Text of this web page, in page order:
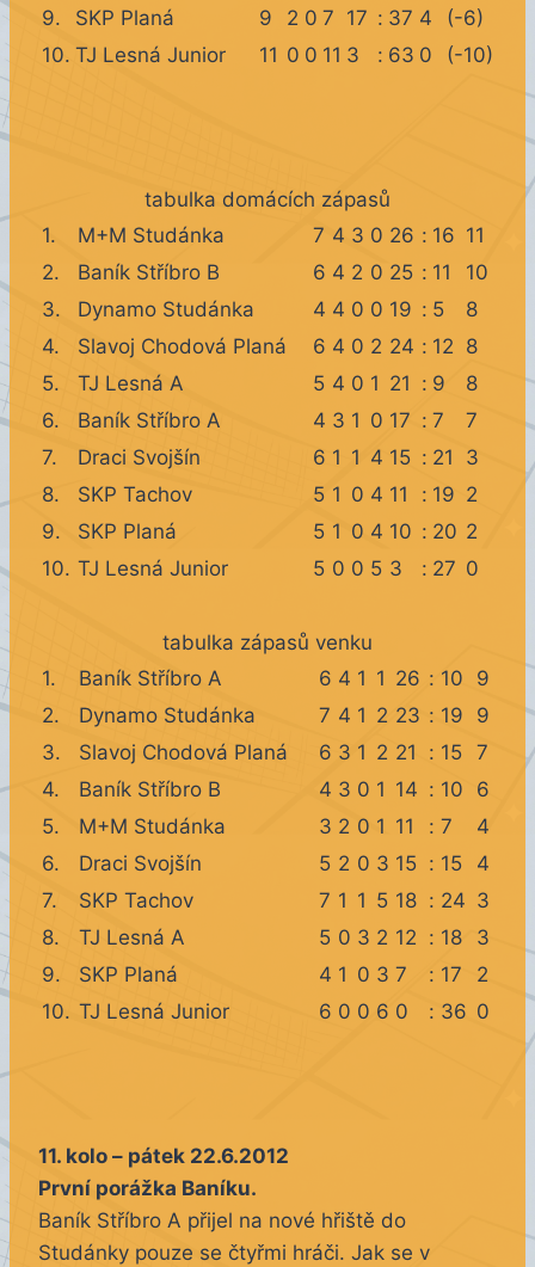
9. SKP Planá 9 2 0 7 17 : 37 4
(-6)
10. TJ Lesná Junior 11 0 0 11 3 : 63 0 (-10)
tabulka domácích zápasů
1.
M+M Studánka 7 4 3 0 26 : 16 11
2.
Baník Stříbro B 6 4 2 0 25 : 11
10
3.
Dynamo Studánka 4 4 0 0 19 : 5
8
4.
Slavoj Chodová Planá 6 4 0 2 24 : 12 8
5.
TJ Lesná A 5 4 0 1 21 : 9
8
6.
Baník Stříbro A 4 3 1 0 17 : 7
7
7.
Draci Svojšín 6 1 1 4 15 : 21
3
8.
SKP Tachov 5 1 0 4 11 : 19 2
9.
SKP Planá 5 1 0 4 10 : 20 2
10. TJ Lesná Junior 5 0 0 5 3 : 27 0
tabulka zápasů venku
1.
Baník Stříbro A 6 4 1 1 26 : 10
9
2.
Dynamo Studánka 7 4 1 2 23 : 19
9
3.
Slavoj Chodová Planá 6 3 1 2 21 : 15 7
4.
Baník Stříbro B 4 3 0 1 14 : 10
6
5.
M+M Studánka 3 2 0 1 11 : 7
4
6.
Draci Svojšín 5 2 0 3 15 : 15
4
7.
SKP Tachov 7 1 1 5 18 : 24 3
8.
TJ Lesná A 5 0 3 2 12 : 18
3
9.
SKP Planá 4 1 0 3 7 : 17
2
10. TJ Lesná Junior 6 0 0 6 0 : 36 0
11. kolo – pátek 22.6.2012
První porážka Baníku.
Baník Stříbro A přijel na nové hřiště do
Studánky pouze se čtyřmi hráči. Jak se v